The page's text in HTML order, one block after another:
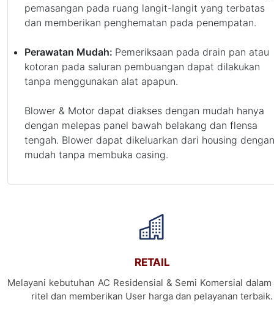
pemasangan pada ruang langit-langit yang terbatas
dan memberikan penghematan pada penempatan.
Perawatan Mudah: Pemeriksaan pada drain pan atau
kotoran pada saluran pembuangan dapat dilakukan
tanpa menggunakan alat apapun.
Blower & Motor dapat diakses dengan mudah hanya
dengan melepas panel bawah belakang dan flensa
tengah. Blower dapat dikeluarkan dari housing dengan
mudah tanpa membuka casing.
RETAIL
Melayani kebutuhan AC Residensial & Semi Komersial dalam
ritel dan memberikan User harga dan pelayanan terbaik.